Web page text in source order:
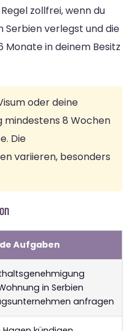
zollfrei, wenn du
Serbien verlegst und die
in deinem Besitz
oder deine
8 Wochen
Die
variieren, besonders
Aufgaben
in Serbien
anfragen